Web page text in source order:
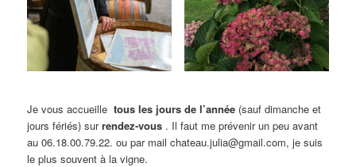
Je vous accueille tous les jours de l’année (sauf dimanche et
jours fériés) surrendez-vous . Il faut me prévenir un peu avant
au 06.18.00.79.22. ou par mail chateau.julia@gmail.com, je suis
le plus souvent à la vigne.